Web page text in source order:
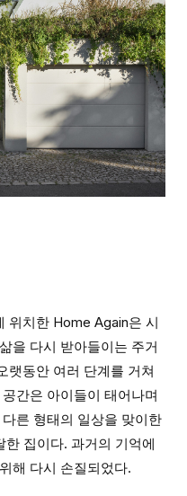
위치한 Home Again은 시
을 다시 받아들이는 주거
랫동안 여러 단계를 거쳐
간은 아이들이 태어나며
른 형태의 일상을 맞이한
집이다. 과거의 기억에
해 다시 손질되었다.